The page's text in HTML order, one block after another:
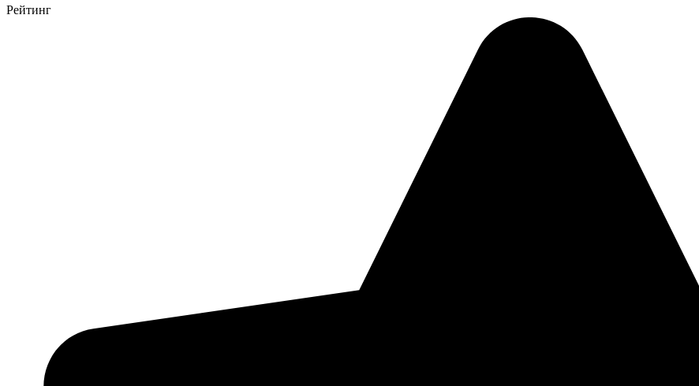
Рейтинг